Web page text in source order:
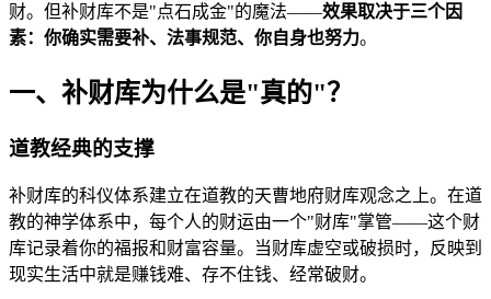
财。但补财库不是"点石成金"的魔法——效果取决于三个因
素：你确实需要补、法事规范、你自身也努力。
一、补财库为什么是"真的"？
道教经典的支撑
补财库的科仪体系建立在道教的天曹地府财库观念之上。在道
教的神学体系中，每个人的财运由一个"财库"掌管——这个财
库记录着你的福报和财富容量。当财库虚空或破损时，反映到
现实生活中就是赚钱难、存不住钱、经常破财。